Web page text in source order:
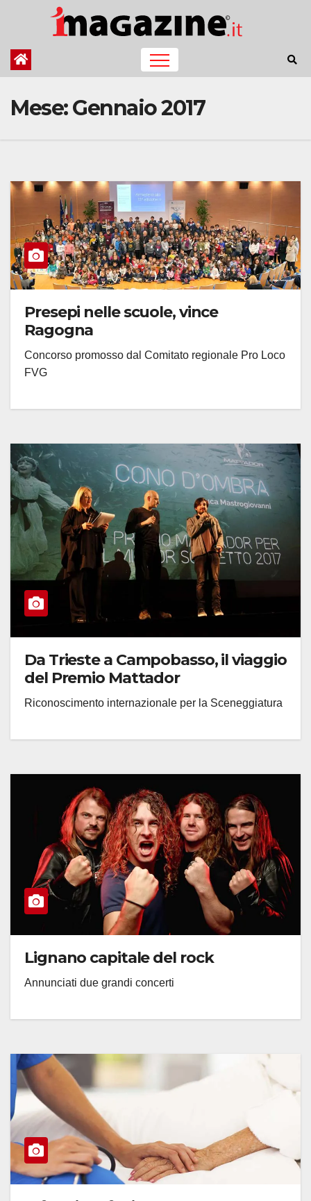
Mese:Gennaio 2017
Presepi nelle scuole, vince
Ragogna
Concorso promosso dal Comitato regionale Pro Loco
FVG
Da Trieste a Campobasso, il viaggio
del Premio Mattador
Riconoscimento internazionale per la Sceneggiatura
Lignano capitale del rock
Annunciati due grandi concerti